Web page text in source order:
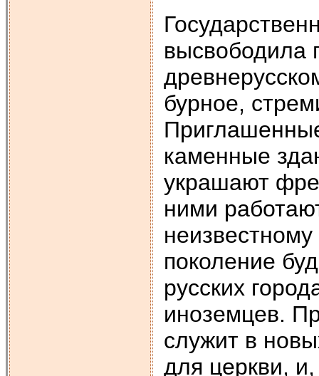
высвободила
бурное,
каменные
украшают
ними
поколение
русских
иноземцев.
служит в
для церкви,